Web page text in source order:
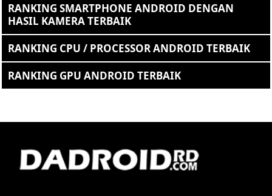
RANKING SMARTPHONE ANDROID DENGAN
HASIL KAMERA TERBAIK
RANKING CPU / PROCESSOR ANDROID TERBAIK
RANKING GPU ANDROID TERBAIK